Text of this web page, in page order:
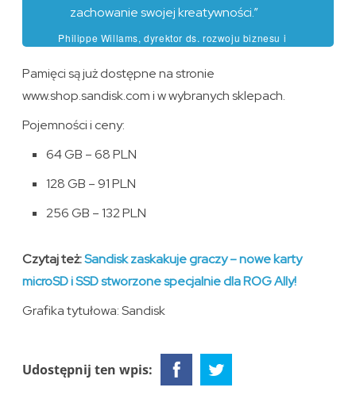
zachowanie swojej kreatywności.”
Philippe Willams, dyrektor ds. rozwoju biznesu i
partnerstw strategicznych w Sandisk
Pamięci są już dostępne na stronie
www.shop.sandisk.com i w wybranych sklepach.
Pojemności i ceny:
64 GB – 68 PLN
128 GB – 91 PLN
256 GB – 132 PLN
Czytaj też:Sandisk zaskakuje graczy – nowe karty
microSD i SSD stworzone specjalnie dla ROG Ally!
Grafika tytułowa: Sandisk
Udostępnij ten wpis: